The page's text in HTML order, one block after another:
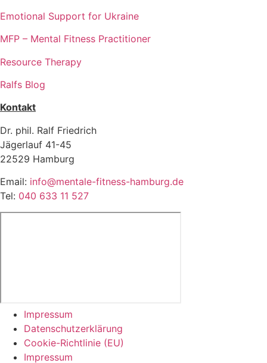
Emotional Support for Ukraine
MFP – Mental Fitness Practitioner
Resource Therapy
Ralfs Blog
Kontakt
Dr. phil. Ralf Friedrich
Jägerlauf 41-45
22529 Hamburg
Email: info@mentale-fitness-hamburg.de
Tel: 040 633 11 527
Impressum
Datenschutzerklärung
Cookie-Richtlinie (EU)
Impressum